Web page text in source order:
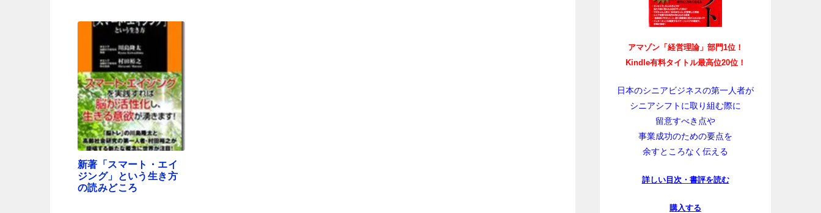
新著「スマート・エイ
ジング」という生き方
の読みどころ
アマゾン「経営理論」部門1位！
Kindle有料タイトル最高位20位！
日本のシニアビジネスの第一人者が
シニアシフトに取り組む際に
留意すべき点や
事業成功のための要点を
余すところなく伝える
詳しい目次・書評を読む
購入する